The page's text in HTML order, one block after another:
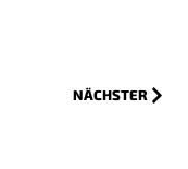
NÄCHSTER